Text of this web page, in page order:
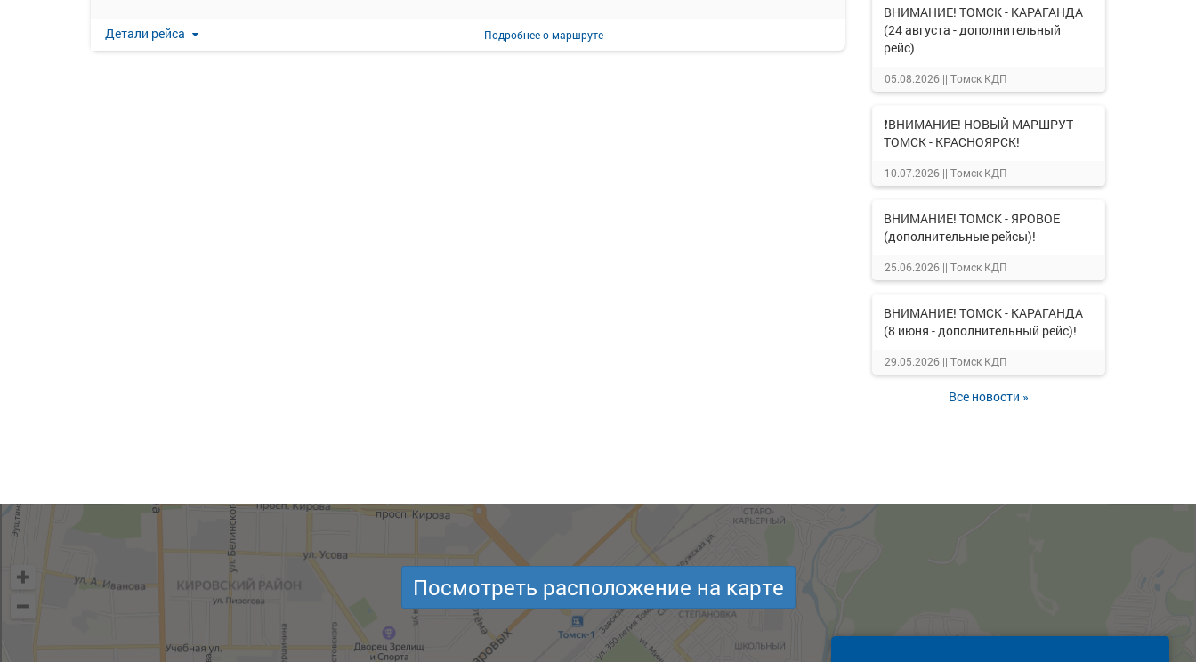
Детали рейса Подробнеео маршруте
ВНИМАНИЕ! ТОМСК - КАРАГАНДА
(24 августа - дополнительный
рейс)
05.08.2026 || Томск КДП
❗ВНИМАНИЕ! НОВЫЙ МАРШРУТ
ТОМСК - КРАСНОЯРСК!
10.07.2026 || Томск КДП
ВНИМАНИЕ! ТОМСК - ЯРОВОЕ
(дополнительные рейсы)!
25.06.2026 || Томск КДП
ВНИМАНИЕ! ТОМСК - КАРАГАНДА
(8 июня - дополнительный рейс)!
29.05.2026 || Томск КДП
Все новости »
Посмотреть расположение на карте